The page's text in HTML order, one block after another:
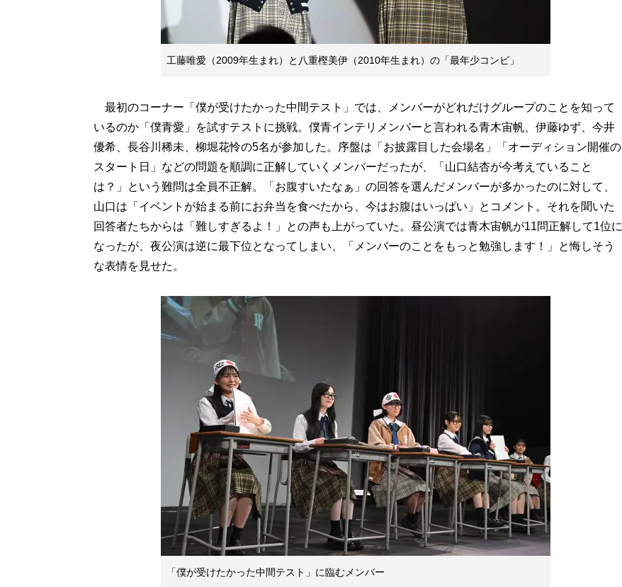
工藤唯愛（2009年生まれ）と八重樫美伊（2010年生まれ）の「最年少コンビ」
最初のコーナー「僕が受けたかった中間テスト」では、メンバーがどれだけグループのことを知って
いるのか「僕青愛」を試すテストに挑戦。僕青インテリメンバーと言われる青木宙帆、伊藤ゆず、今井
優希、長谷川稀未、柳堀花怜の5名が参加した。序盤は「お披露目した会場名」「オーディション開催の
スタート日」などの問題を順調に正解していくメンバーだったが、「山口結杏が今考えていること
は？」という難問は全員不正解。「お腹すいたなぁ」の回答を選んだメンバーが多かったのに対して、
山口は「イベントが始まる前にお弁当を食べたから、今はお腹はいっぱい」とコメント。それを聞いた
回答者たちからは「難しすぎるよ！」との声も上がっていた。昼公演では青木宙帆が11問正解して1位に
なったが、夜公演は逆に最下位となってしまい、「メンバーのことをもっと勉強します！」と悔しそう
な表情を見せた。
「僕が受けたかった中間テスト」に臨むメンバー